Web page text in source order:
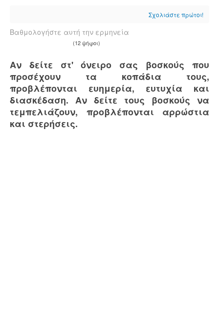
Σχολιάστε πρώτοι!
Βαθμολογήστε αυτή την ερμηνεία
(12 ψήφοι)
Αν δείτε στ' όνειρο σας βοσκούς που
προσέχουν τα κοπάδια τους,
προβλέπονται ευημερία, ευτυχία και
διασκέδαση. Αν δείτε τους βοσκούς να
τεμπελιάζουν, προβλέπονται αρρώστια
και στερήσεις.